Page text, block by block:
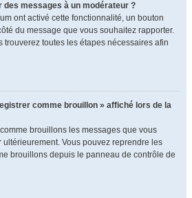
messages à un modérateur ?
ont activé cette fonctionnalité, un bouton
du message que vous souhaitez rapporter.
trouverez toutes les étapes nécessaires afin
comme brouillon » affiché lors de la
comme brouillons les messages que vous
Vous pouvez reprendre les
brouillons depuis le panneau de contrôle de